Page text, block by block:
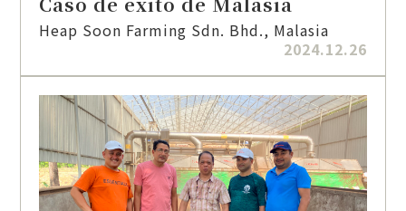
Heap Soon Farming Sdn. Bhd., Malasia
2024.12.26